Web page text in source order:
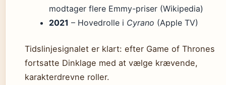
modtager flere Emmy-priser (Wikipedia)
2021 – Hovedrolle i Cyrano (Apple TV)
Tidslinjesignalet er klart: efter Game of Thrones
fortsatte Dinklage med at vælge krævende,
karakterdrevne roller.